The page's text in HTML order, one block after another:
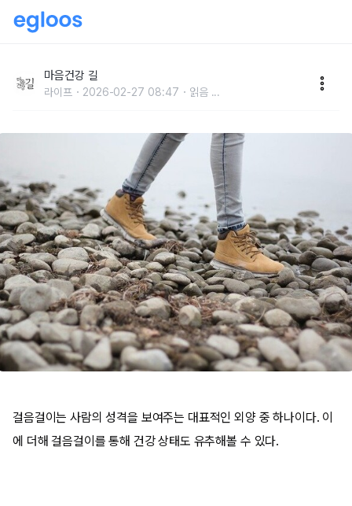
마음건강 길
라이프 2026-02-27 08:47 읽음 ...
걸음걸이는 사람의 성격을 보여주는 대표적인 외양 중 하나이다. 이
에 더해 걸음걸이를 통해 건강 상태도 유추해볼 수 있다.